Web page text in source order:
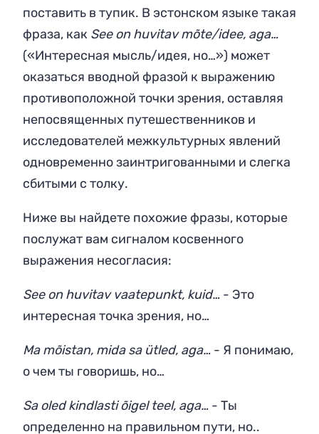
поставить в тупик. В эстонском языке такая
фраза, как See on huvitav mõte/idee, aga…
(«Интересная мысль/идея, но…») может
оказаться вводной фразой к выражению
противоположной точки зрения, оставляя
непосвященных путешественников и
исследователей межкультурных явлений
одновременно заинтригованными и слегка
сбитыми с толку.
Ниже вы найдете похожие фразы, которые
послужат вам сигналом косвенного
выражения несогласия:
See on huvitav vaatepunkt, kuid… - Это
интересная точка зрения, но…
Ma mõistan, mida sa ütled, aga… - Я понимаю,
о чем ты говоришь, но…
Sa oled kindlasti õigel teel, aga… - Ты
определенно на правильном пути, но..